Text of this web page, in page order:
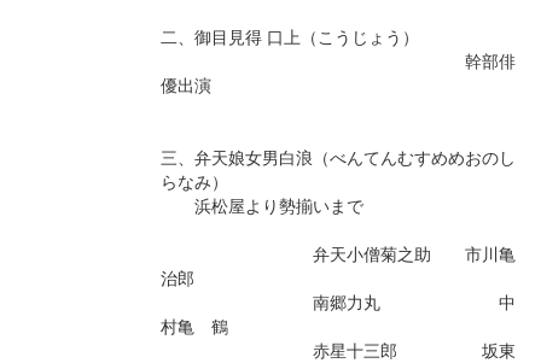
二、御目見得 口上（こうじょう）
幹部俳
優出演
三、弁天娘女男白浪（べんてんむすめめおのし
らなみ）
浜松屋より勢揃いまで
弁天小僧菊之助 市川亀
治郎
南郷力丸 中
村亀 鶴
赤星十三郎 坂東